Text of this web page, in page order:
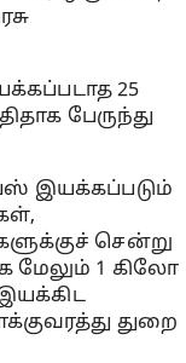
25
பேருந்து
இயக்கப்படும்
சென்று
மேலும் 1 கிலோ
துறை